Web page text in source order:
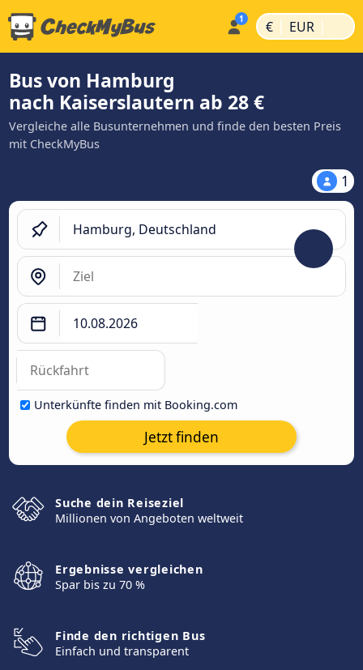
€ | EUR |
Bus von Hamburg
nach Kaiserslautern ab 28 €
Vergleiche alle Busunternehmen und finde den besten Preis
mit CheckMyBus
1
Unterkünfte finden mit Booking.com
Jetzt finden
Suche dein Reiseziel
Millionen von Angeboten weltweit
Ergebnisse vergleichen
Spar bis zu 70 %
Finde den richtigen Bus
Einfach und transparent